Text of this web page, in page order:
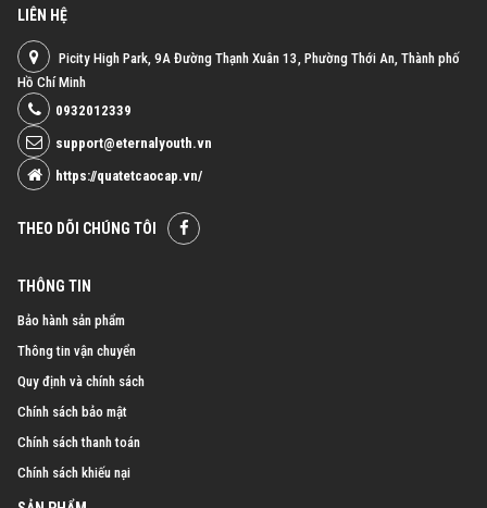
LIÊN HỆ
Picity High Park, 9A Đường Thạnh Xuân 13, Phường Thới An, Thành phố
Hồ Chí Minh
0932012339
support@eternalyouth.vn
https://quatetcaocap.vn/
THEO DÕI CHÚNG TÔI
THÔNG TIN
Bảo hành sản phẩm
Thông tin vận chuyển
Quy định và chính sách
Chính sách bảo mật
Chính sách thanh toán
Chính sách khiếu nại